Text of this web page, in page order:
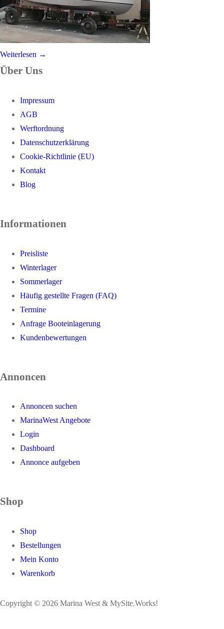
Weiterlesen →
Über Uns
Impressum
AGB
Werftordnung
Datenschutzerklärung
Cookie-Richtlinie (EU)
Kontakt
Blog
Informationen
Preisliste
Winterlager
Sommerlager
Häufig gestellte Fragen (FAQ)
Termine
Anfrage Booteinlagerung
Kundenbewertungen
Annoncen
Annoncen suchen
MarinaWest Angebote
Login
Dashboard
Annonce aufgeben
Shop
Shop
Bestellungen
Mein Konto
Warenkorb
Copyright © 2026 Marina West & MySite.Works!